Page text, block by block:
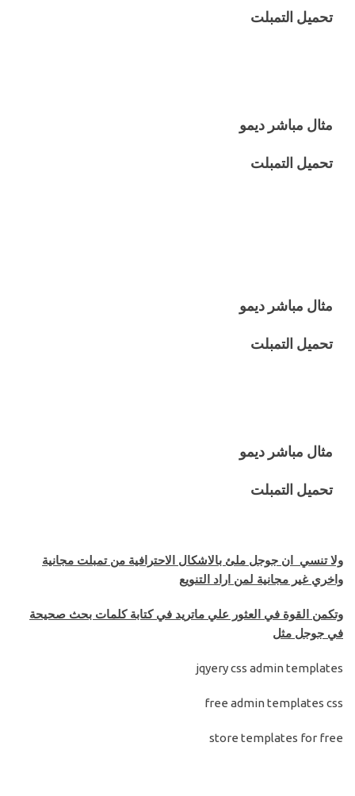
تحميل التمبلت
مثال مباشر ديمو
تحميل التمبلت
مثال مباشر ديمو
تحميل التمبلت
مثال مباشر ديمو
تحميل التمبلت
ولا تنسي ان جوجل ملئ بالاشكال الاحترافية من تمبلت مجانية
واخري غير مجانية لمن اراد التنويع
وتكمن القوة في العثور علي ماتريد في كتابة كلمات بحث صحيحة
في جوجل مثل
jqyery css admin templates
free admin templates css
store templates for free